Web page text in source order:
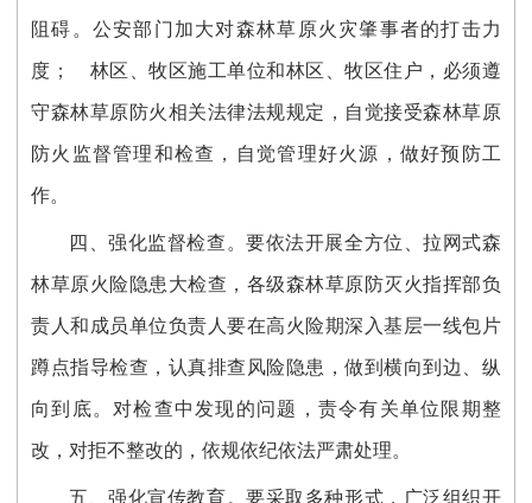
阻碍。公安部门加大对森林草原火灾肇事者的打击力
度； 林区、牧区施工单位和林区、牧区住户，必须遵
守森林草原防火相关法律法规规定，自觉接受森林草原
防火监督管理和检查，自觉管理好火源，做好预防工
作。
四、强化监督检查。要依法开展全方位、拉网式森
林草原火险隐患大检查，各级森林草原防灭火指挥部负
责人和成员单位负责人要在高火险期深入基层一线包片
蹲点指导检查，认真排查风险隐患，做到横向到边、纵
向到底。对检查中发现的问题，责令有关单位限期整
改，对拒不整改的，依规依纪依法严肃处理。
五、强化宣传教育。要采取多种形式，广泛组织开